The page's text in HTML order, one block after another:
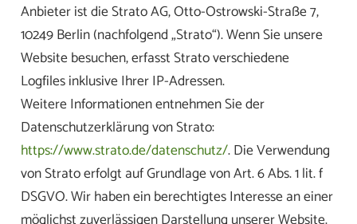
Anbieter ist die Strato AG, Otto-Ostrowski-Straße 7,
10249 Berlin (nachfolgend „Strato“). Wenn Sie unsere
Website besuchen, erfasst Strato verschiedene
Logfiles inklusive Ihrer IP-Adressen.
Weitere Informationen entnehmen Sie der
Datenschutzerklärung von Strato:
https://www.strato.de/datenschutz/. Die Verwendung
von Strato erfolgt auf Grundlage von Art. 6 Abs. 1 lit. f
DSGVO. Wir haben ein berechtigtes Interesse an einer